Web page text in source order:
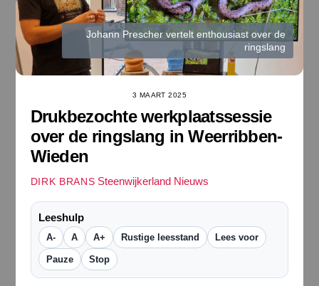
Johann Prescher vertelt enthousiast over de
ringslang
3 MAART 2025
Drukbezochte werkplaatssessie
over de ringslang in Weerribben-
Wieden
DIRK BRANS Steenwijkerland Nieuws
Leeshulp
A- A A+ Rustige leesstand Lees voor
Pauze Stop